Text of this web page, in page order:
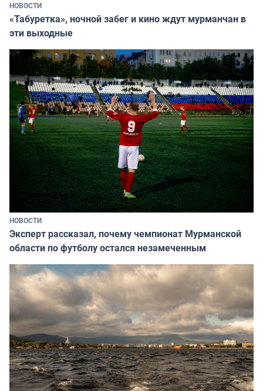
НОВОСТИ
«Табуретка», ночной забег и кино ждут мурманчан в
эти выходные
НОВОСТИ
Эксперт рассказал, почему чемпионат Мурманской
области по футболу остался незамеченным